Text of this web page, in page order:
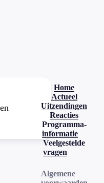
Home
Actueel
Uitzendingen
Reacties
Programma-
informatie
Veelgestelde
vragen
Algemene